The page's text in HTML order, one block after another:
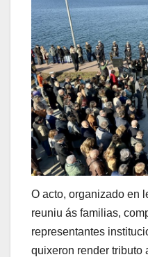
O acto, organizado en
reuniu ás familias,
representantes
quixeron render tributo